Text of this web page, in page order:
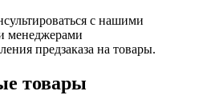
с нашими
менеджерами
предзаказа на товары.
товары